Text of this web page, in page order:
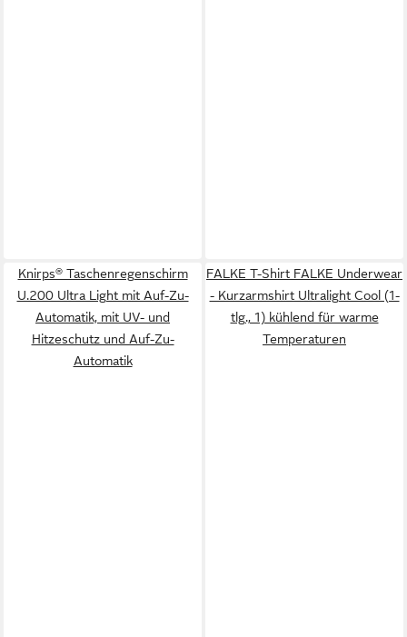
Knirps® Taschenregenschirm
U.200 Ultra Light mit Auf-Zu-
Automatik, mit UV- und
Hitzeschutz und Auf-Zu-
Automatik
FALKE T-Shirt FALKE Underwear
- Kurzarmshirt Ultralight Cool (1-
tlg., 1) kühlend für warme
Temperaturen